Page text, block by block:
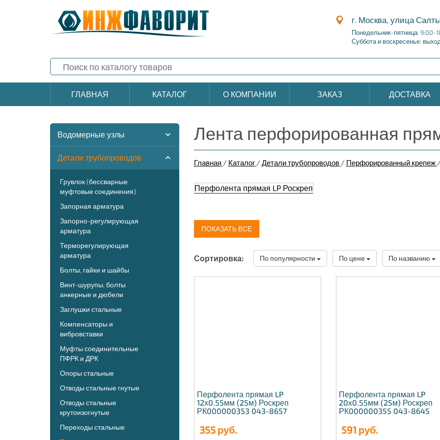
г. Москва, улица
Понедельник-пятница: 9:00-
Суббота и воскресенье:
ГЛАВНАЯ КАТАЛОГ О КОМПАНИИ ЗАКАЗ ДОСТАВКА
Водомерные узлы
Детали трубопроводов
Грувлок (бессварные
муфтовые соединения)
Запорная арматура
Запорно-регулирующая
арматура
Терморегулирующая
арматура
Болты, гайки и шайбы
Винт-шурупы, болты
анкерные и дюбели
Заглушки стальные
Компенсаторы и
вибровставки
Муфты соединительные
ПФРК и ДРК
Опоры стальные
Отводы стальные гнутые
Отводы стальные
крутоизогнутые
Переходы стальные
Лента перфорированная
Главная / Каталог / Детали трубопроводов / Перфорированный крепеж
Перфолента прямая LP Роскреп
ПОКАЗАТЬ ВСЕ
Сортировка: По популярности По цене По названию
Перфолента прямая LP
12х0.55мм (25м) Роскреп
РК000000353 043-8657
355руб.
Перфолента прямая LP
20х0.55мм (25м) Роскреп
РК000000355 043-8645
591 руб.